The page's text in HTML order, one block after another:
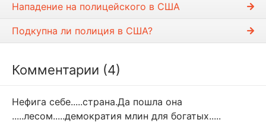
Нападение на полицейского в США
Подкупна ли полиция в США?
Комментарии (4)
Нефига себе.....страна.Да пошла она
.....лесом.....демократия млин для богатых.....